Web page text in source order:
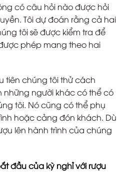
có câu hỏi nào được hỏi
Tôi dự đoán rằng cả hai
tôi sẽ được kiểm tra để
phép mang theo hai
tiên chúng tôi thử cách
những người khác có thể có
tôi. Nó cũng có thể phụ
hoặc cảng đón khách. Dù
lên hành trình của chúng
đầu của kỳ nghỉ với rượu